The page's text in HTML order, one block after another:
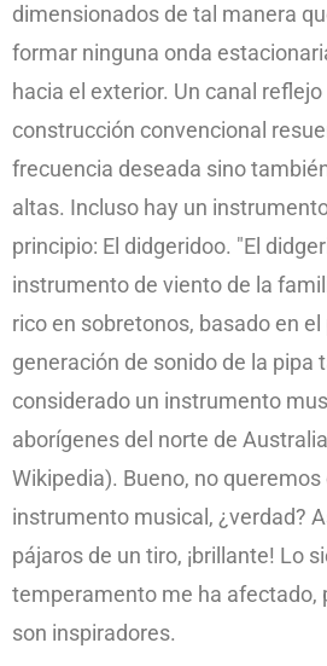
dimensionados de tal manera
formar ninguna onda
hacia el exterior. Un canal
construcción convencional
frecuencia deseada sino
altas. Incluso hay un
principio: El didgeridoo. "El
instrumento de viento de la
rico en sobretonos, basado en
generación de sonido de la pipa
considerado un instrumento
aborígenes del norte de
Wikipedia). Bueno, no
instrumento musical, ¿verdad?
pájaros de un tiro, ¡brillante! Lo
temperamento me ha afectado,
son inspiradores.